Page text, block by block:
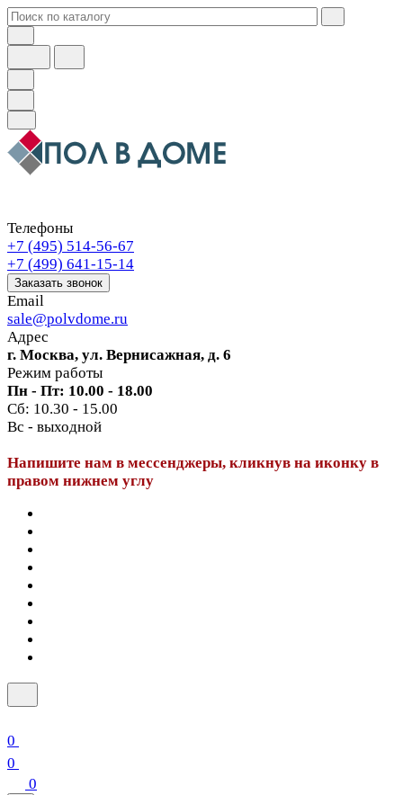
Телефоны
+7 (495) 514-56-67
+7 (499) 641-15-14
Заказать звонок
Email
sale@polvdome.ru
Адрес
г. Москва, ул. Вернисажная, д. 6
Режим работы
Пн - Пт: 10.00 - 18.00
Сб: 10.30 - 15.00
Вс - выходной
Напишите нам в мессенджеры, кликнув на иконку в
правом нижнем углу
0
0
0